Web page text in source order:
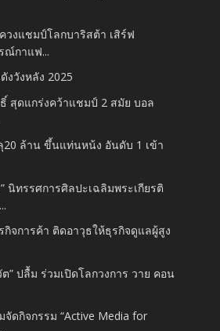
ควงแชมป์โลกบาริสต้า เสิร์ฟ
ณ์กาแฟ...
งวังหลัง 2025
สุดแกร่งคว้าแชมป์ 2 สมัย บอล
20 ล้าน ขึ้นแท่นหน้ง อันดับ 1 เข้า
นิทรรศการศิลปะเฉลิมพระเกียรติ
จการค้า ติดอาวุธให้ธุรกิจดูแลผู้สูง
” ปลื้ม ร่วมเปิดโลกวงการ วาย คอน
ดกิจกรรม “Active Media for